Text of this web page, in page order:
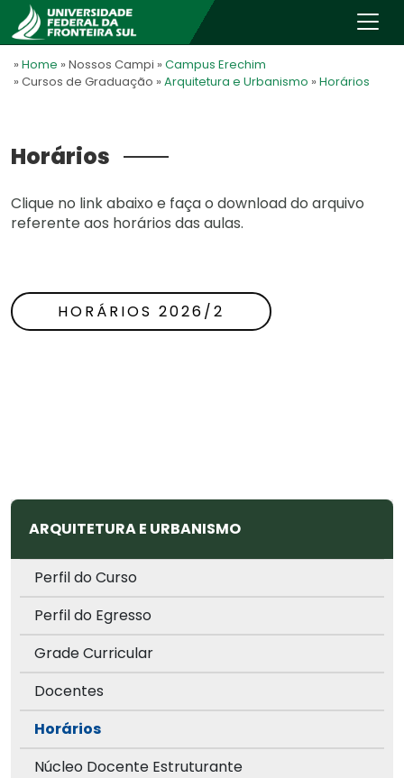
» Home » Nossos Campi » Campus Erechim
» Cursos de Graduação » Arquitetura e Urbanismo » Horários
Horários
Clique no link abaixo e faça o download do arquivo
referente aos horários das aulas.
HORÁRIOS 2026/2
ARQUITETURA E URBANISMO
Perfil do Curso
Perfil do Egresso
Grade Curricular
Docentes
Horários
Núcleo Docente Estruturante